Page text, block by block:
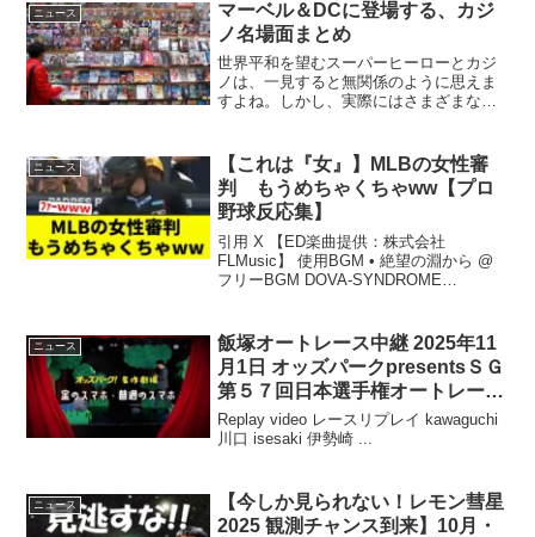
帰属致します。#mcu #スパイダーマン #
デッドプール #...
ニュース
マーベル＆DCに登場する、カジ
ノ名場面まとめ
世界平和を望むスーパーヒーローとカジ
ノは、一見すると無関係のように思えま
すよね。しかし、実際にはさまざまな名
みに活用しています。華やかさと危険が
共存するカジノという空間...
ニュース
【これは『女』】MLBの女性審
判 もうめちゃくちゃww【プロ
野球反応集】
引用 X 【ED楽曲提供：株式会社
FLMusic】 使用BGM • 絶望の淵から @
フリーBGM DOVA-SYNDROME
ニュース
飯塚オートレース中継 2025年11
月1日 オッズパークpresentsＳＧ
第５７回日本選手権オートレー
ス 4日目
Replay video レースリプレイ kawaguchi
川口 isesaki 伊勢崎 ...
ニュース
【今しか見られない！レモン彗星
2025 観測チャンス到来】10月・